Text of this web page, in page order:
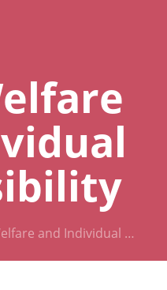
and Individual …